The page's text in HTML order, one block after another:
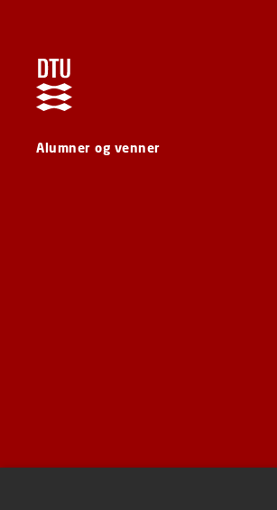
Alumner og venner